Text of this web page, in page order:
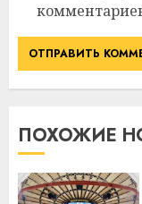
ПОХОЖИЕ